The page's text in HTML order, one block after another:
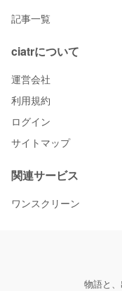
記事一覧
ciatrについて
運営会社
利用規約
ログイン
サイトマップ
関連サービス
ワンスクリーン
物語と